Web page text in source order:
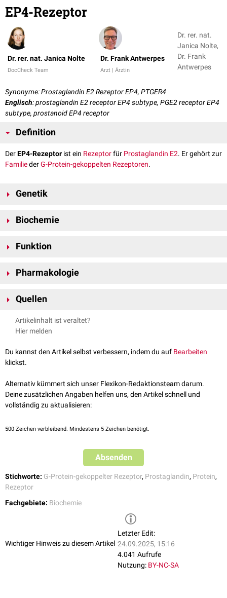
EP4-Rezeptor
Dr. rer. nat. Janica Nolte
DocCheck Team
Dr. Frank Antwerpes
Arzt | Ärztin
Dr. rer. nat.
Janica Nolte,
Dr. Frank
Antwerpes
Synonyme: Prostaglandin E2 Rezeptor EP4, PTGER4
Englisch: prostaglandin E2 receptor EP4 subtype, PGE2 receptor EP4
subtype, prostanoid EP4 receptor
Definition
DerEP4-Rezeptor ist ein Rezeptorfür Prostaglandin E2. Er gehört zur
FamiliederG-Protein-gekoppelten Rezeptoren.
Genetik
Genlokus 5p13.1kodiert
Biochemie
Molekulargewicht
Funktion
Stimulation der Adenylatzyklase
Muskulatur. Zusätzlich können über den EP3-Rezeptor die
ERK aktiviert werden.
Pharmakologie
Dinoproston, das zu Förderung der
Quellen
uniprot.org - PTGER4
Artikelinhalt ist veraltet?
Hier melden
Du kannst den Artikel selbst verbessern, indem du auf Bearbeiten
klickst.
Alternativ kümmert sich unser Flexikon-Redaktionsteam darum.
Deine zusätzlichen Angaben helfen uns, den Artikel schnell und
vollständig zu aktualisieren:
500 Zeichen verbleibend. Mindestens 5 Zeichen benötigt.
Absenden
Stichworte: G-Protein-gekoppelter Rezeptor, Prostaglandin, Protein,
Rezeptor
Fachgebiete: Biochemie
Wichtiger Hinweis zu diesem Artikel
Letzter Edit:
24.09.2025, 15:16
4.041 Aufrufe
Nutzung: BY-NC-SA